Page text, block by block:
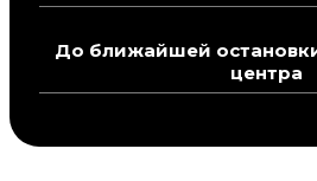
До ближайшей
центра